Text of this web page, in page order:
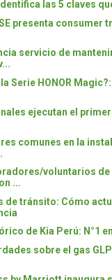
las 5 claves
presenta consumer
servicio de
Serie HONOR
ejecutan el primer
comunes en la
voluntarios de
...
de tránsito: Cómo
de Kia Perú: N°1
sobre el gas